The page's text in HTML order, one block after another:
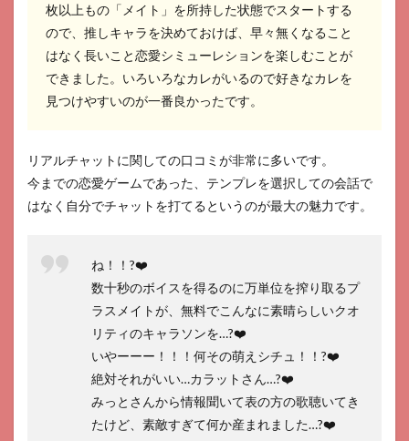
プラ
イト
に課
金は
必要?
スメ
イト
の返
信は
間)?
AI?
枚以上もの「メイト」を所持した状態でスタートする
ので、推しキャラを決めておけば、早々無くなること
はなく長いこと恋愛シミューレションを楽しむことが
できました。いろいろなカレがいるので好きなカレを
見つけやすいのが一番良かったです。
リアルチャットに関しての口コミが非常に多いです。
今までの恋愛ゲームであった、テンプレを選択しての会話で
はなく自分でチャットを打てるというのが最大の魅力です。
ね！！?❤️
数十秒のボイスを得るのに万単位を搾り取るプ
ラスメイトが、無料でこんなに素晴らしいクオ
リティのキャラソンを…?❤️
いやーーー！！！何その萌えシチュ！！?❤️
絶対それがいい…カラットさん…?❤️
みっとさんから情報聞いて表の方の歌聴いてき
たけど、素敵すぎて何か産まれました…?❤️